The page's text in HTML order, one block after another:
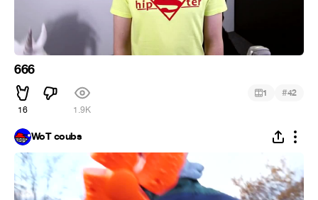
666
16 1.9K
1 #42
WoT coubs